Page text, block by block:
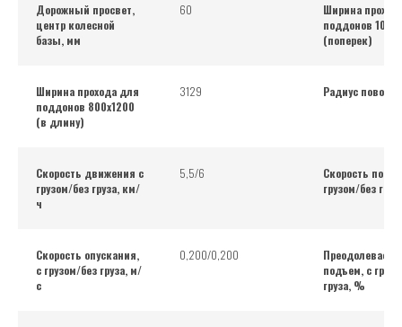
Дорожный просвет,
центр колесной
базы, мм
60
Ширина
поддонов
(поперек)
Ширина прохода для
поддонов 800х1200
(в длину)
3129 Радиус
Скорость движения с
грузом/без груза, км/
ч
5,5/6
Скорость
грузом/без
Скорость опускания,
с грузом/без груза, м/
с
0,200/0,200
подъем, с
груза, %